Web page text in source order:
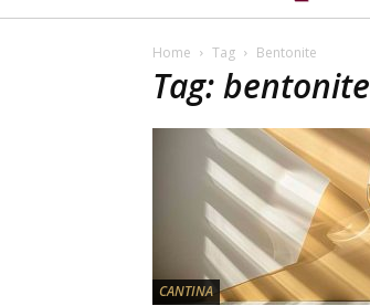
Home Tag Bentonite
Tag: bentonite
CANTINA